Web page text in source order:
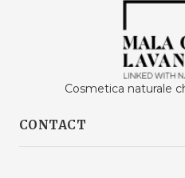
Cosmetica naturale
CONTACT